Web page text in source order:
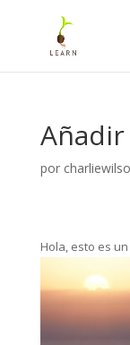
por
Hola, esto es